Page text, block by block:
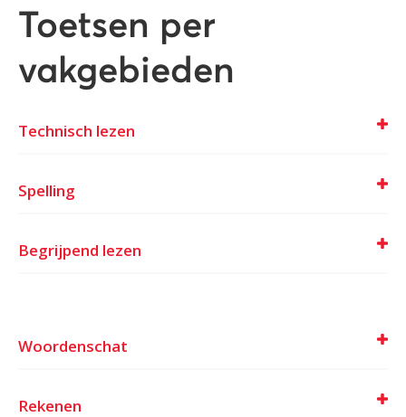
Toetsen per
vakgebieden
Technisch lezen
Spelling
Begrijpend lezen
Woordenschat
Rekenen